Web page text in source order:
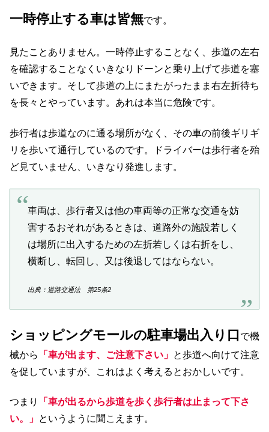
一時停止する車は皆無です。
見たことありません。一時停止することなく、歩道の左右
を確認することなくいきなりドーンと乗り上げて歩道を塞
いできます。そして歩道の上にまたがったまま右左折待ち
を長々とやっています。あれは本当に危険です。
歩行者は歩道なのに通る場所がなく、その車の前後ギリギ
リを歩いて通行しているのです。ドライバーは歩行者を殆
ど見ていません、いきなり発進します。
車両は、歩行者又は他の車両等の正常な交通を妨
害するおそれがあるときは、道路外の施設若しく
は場所に出入するための左折若しくは右折をし、
横断し、転回し、又は後退してはならない。
出典：道路交通法 第25条2
ショッピングモールの駐車場出入り口 で機
械から
「車が出ます、ご注意下さい」 と歩道へ向けて注意
を促していますが、これはよく考えるとおかしいです。
つまり
「車が出るから歩道を歩く歩行者は止まって下さ
い。」 というように聞こえます。